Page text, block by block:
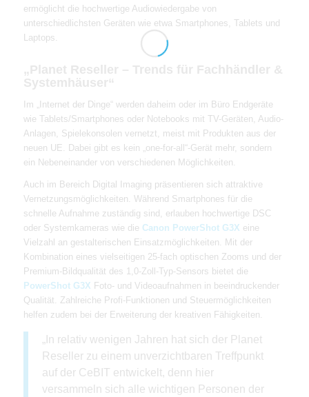
ermöglicht die hochwertige Audiowiedergabe von
unterschiedlichsten Geräten wie etwa Smartphones, Tablets und
Laptops.
Im „Internet der Dinge“ werden daheim oder im Büro Endgeräte
wie Tablets/Smartphones oder Notebooks mit TV-Geräten, Audio-
Anlagen, Spielekonsolen vernetzt, meist mit Produkten aus der
neuen UE. Dabei gibt es kein „one-for-all“-Gerät mehr, sondern
ein Nebeneinander von verschiedenen Möglichkeiten.
Auch im Bereich Digital Imaging präsentieren sich attraktive
Vernetzungsmöglichkeiten. Während Smartphones für die
schnelle Aufnahme zuständig sind, erlauben hochwertige DSC
oder Systemkameras wie die Canon PowerShot G3X eine
Vielzahl an gestalterischen Einsatzmöglichkeiten. Mit der
Kombination eines vielseitigen 25-fach optischen Zooms und der
Premium-Bildqualität des 1,0-Zoll-Typ-Sensors bietet die
PowerShot G3X Foto- und Videoaufnahmen in beeindruckender
Qualität. Zahlreiche Profi-Funktionen und Steuermöglichkeiten
helfen zudem bei der Erweiterung der kreativen Fähigkeiten.
„In relativ wenigen Jahren hat sich der Planet
Reseller zu einem unverzichtbaren Treffpunkt
auf der CeBIT entwickelt, denn hier
versammeln sich alle wichtigen Personen der